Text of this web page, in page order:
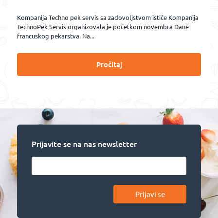
Kompanija Techno pek servis sa zadovoljstvom ističe Kompanija
TechnoPek Servis organizovala je početkom novembra Dane
francuskog pekarstva. Na...
Pročitaj
Prijavite se na nas newsletter
Prijavi se